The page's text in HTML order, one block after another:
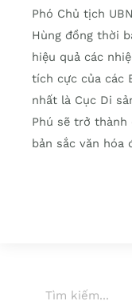
Phó Chủ tịch
Hùng đồng thời
hiệu quả các
tích cực của các
nhất là Cục Di
Phú sẽ trở thành
bản sắc văn hóa